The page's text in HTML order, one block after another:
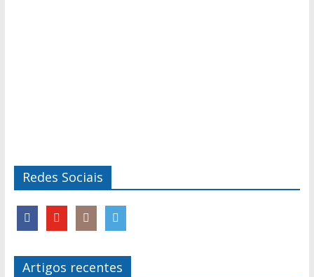
Redes Sociais
Artigos recentes